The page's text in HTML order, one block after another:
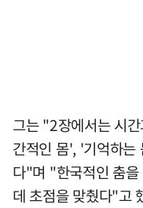
그는 "2장에서는 시
간적인 몸', '기억하
다"며 "한국적인 춤
데 초점을 맞췄다"고